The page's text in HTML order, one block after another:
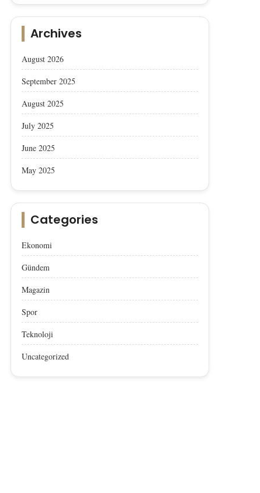
İşaret Tescili Aldı
Archives
August 2026
September 2025
August 2025
July 2025
June 2025
May 2025
Categories
Ekonomi
Gündem
Magazin
Spor
Teknoloji
Uncategorized